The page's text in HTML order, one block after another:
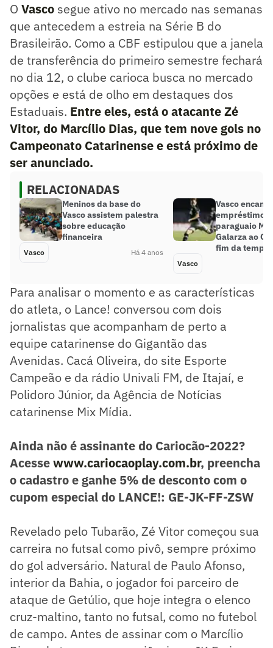
O Vasco segue ativo no mercado nas semanas
que antecedem a estreia na Série B do
Brasileirão. Como a CBF estipulou que a janela
de transferência do primeiro semestre fechará
no dia 12, o clube carioca busca no mercado
opções e está de olho em destaques dos
Estaduais. Entre eles, está o atacante Zé
Vitor, do Marcílio Dias, que tem nove gols no
Campeonato Catarinense e está próximo de
ser anunciado.
RELACIONADAS
Meninos da base do
Vasco assistem palestra
sobre educação
financeira
Vasco Há 4 anos
Vasco
empréstimo
paraguaio
Galarza ao
fim da
Vasco
Para analisar o momento e as características
do atleta, o Lance! conversou com dois
jornalistas que acompanham de perto a
equipe catarinense do Gigantão das
Avenidas. Cacá Oliveira, do site Esporte
Campeão e da rádio Univali FM, de Itajaí, e
Polidoro Júnior, da Agência de Notícias
catarinense Mix Mídia.
Ainda não é assinante do Cariocão-2022?
Acessewww.cariocaoplay.com.br, preencha
o cadastro e ganhe 5% de desconto com o
cupom especial do LANCE!: GE-JK-FF-ZSW
Revelado pelo Tubarão, Zé Vitor começou sua
carreira no futsal como pivô, sempre próximo
do gol adversário. Natural de Paulo Afonso,
interior da Bahia, o jogador foi parceiro de
ataque de Getúlio, que hoje integra o elenco
cruz-maltino, tanto no futsal, como no futebol
de campo. Antes de assinar com o Marcílio